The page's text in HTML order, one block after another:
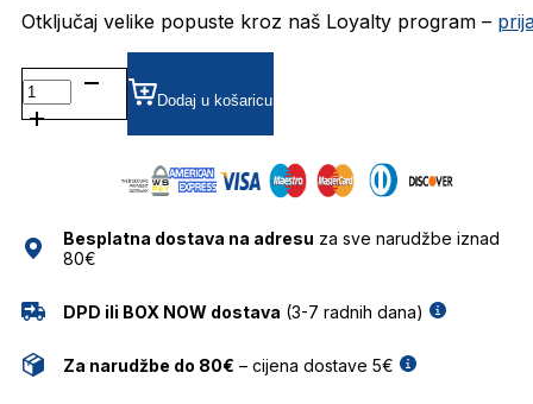
Otključaj velike popuste kroz naš Loyalty program –
CRL3667
GRADIJENT SUNČANE
NAOČALE
Dodaj u košaricu
Besplatna dostava na adresu za sve narudžbe iznad
80€
DPD ili BOX NOW dostava (3-7 radnih dana)
Za narudžbe do 80€ – cijena dostave 5€